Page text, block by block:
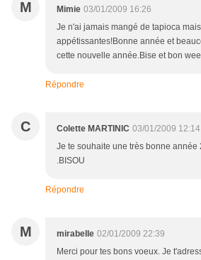
M Mimie 03/01/2009 16:26
Je n'ai jamais mangé de tapioca
appétissantes!Bonne année et
cette nouvelle année.Bise et bon
Répondre
C Colette MARTINIC 03/01/2009 12:14
Je te souhaite une très bonne année
.BISOU
Répondre
M mirabelle 02/01/2009 22:39
Merci pour tes bons voeux. Je